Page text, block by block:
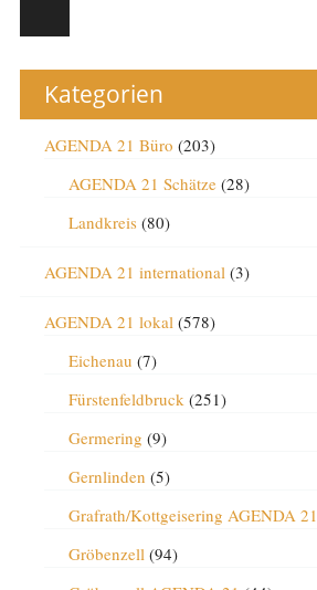
Kategorien
AGENDA 21 Büro (203)
AGENDA 21 Schätze(28)
Landkreis(80)
AGENDA 21 international(3)
AGENDA 21 lokal(578)
Eichenau (7)
Fürstenfeldbruck(251)
Germering (9)
Gernlinden (5)
Grafrath/Kottgeisering AGENDA 21
Gröbenzell(94)